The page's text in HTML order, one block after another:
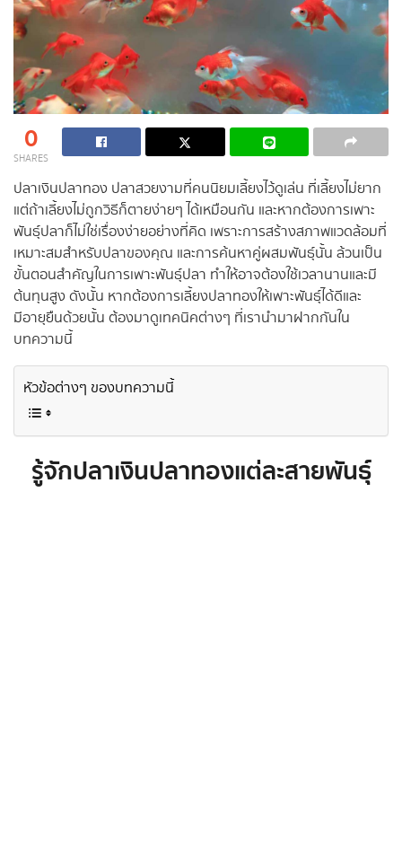
0
SHARES
ปลาเงินปลาทอง ปลาสวยงามที่คนนิยมเลี้ยงไว้ดูเล่น ที่เลี้ยงไม่ยาก
แต่ถ้าเลี้ยงไม่ถูกวิธีก็ตายง่ายๆ ได้เหมือนกัน และหากต้องการเพาะ
พันธุ์ปลาก็ไม่ใช่เรื่องง่ายอย่างที่คิด เพราะการสร้างสภาพแวดล้อมที่
เหมาะสมสำหรับปลาของคุณ และการค้นหาคู่ผสมพันธุ์นั้น ล้วนเป็น
ขั้นตอนสำคัญในการเพาะพันธุ์ปลา ทำให้อาจต้องใช้เวลานานและมี
ต้นทุนสูง ดังนั้น หากต้องการเลี้ยงปลาทองให้เพาะพันธุ์ได้ดีและ
มีอายุยืนด้วยนั้น ต้องมาดูเทคนิคต่างๆ ที่เรานำมาฝากกันใน
บทความนี้
หัวข้อต่างๆ ของบทความนี้
รู้จักปลาเงินปลาทองแต่ละสายพันธุ์